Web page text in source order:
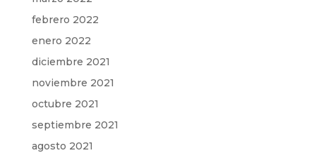
febrero 2022
enero 2022
diciembre 2021
noviembre 2021
octubre 2021
septiembre 2021
agosto 2021